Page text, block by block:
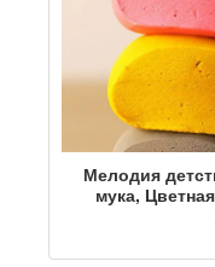
Мелодия
мука,
Душевный